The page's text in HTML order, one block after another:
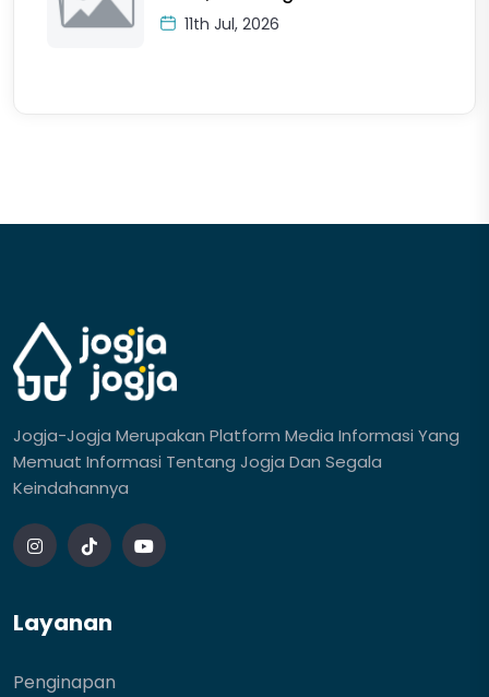
11th Jul, 2026
Jogja-Jogja Merupakan Platform Media Informasi Yang
Memuat Informasi Tentang Jogja Dan Segala
Keindahannya
Layanan
Penginapan